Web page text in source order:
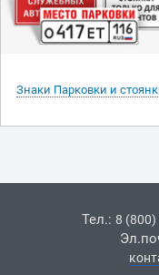
Знаки Парковки и
Тел.: 8 (800)